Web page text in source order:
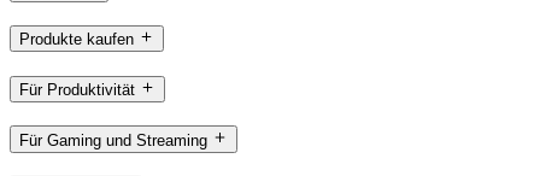
Produkte kaufen
Für Produktivität
Für Gaming und Streaming